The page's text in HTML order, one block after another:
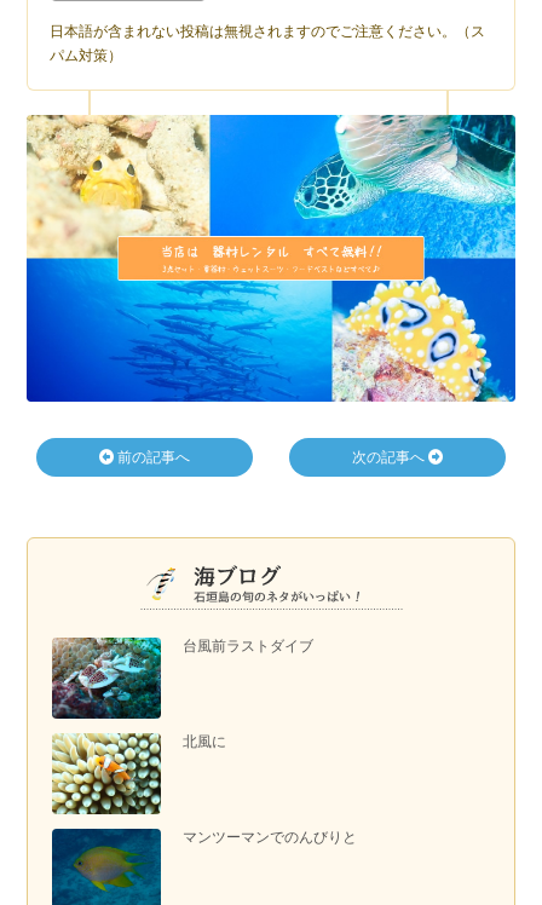
台風前ラストダイブ
北風に
マンツーマンでのんびりと
日本語が含まれない投稿は無視されますのでご注意ください。（ス
パム対策）
前の記事へ 次の記事へ